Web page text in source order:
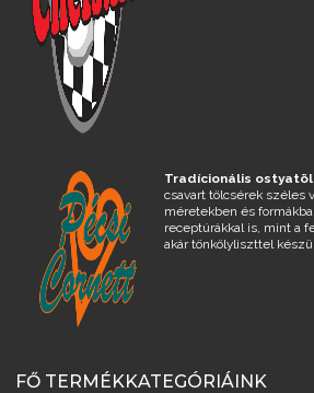
Tradícionális
csavart tölcsérek széles
méretekben és
receptúrákkal is, mint a
akár tönkölyliszttel
FŐ TERMÉKKATEGÓRIÁINK